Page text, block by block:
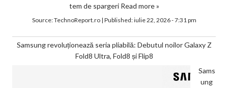
tem de spargeri Read more »
Source:TechnoReport.ro| Published:iulie 22, 2026 - 7:31 pm
Samsung revoluționează seria pliabilă: Debutul noilor Galaxy Z
Fold8 Ultra, Fold8 și Flip8
Sams
ung